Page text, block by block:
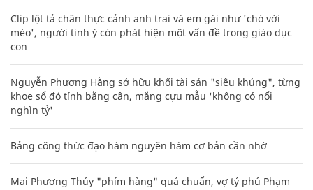
Clip lột tả chân thực cảnh anh trai và em gái như 'chó với
mèo', người tinh ý còn phát hiện một vấn đề trong giáo dục
con
Nguyễn Phương Hằng sở hữu khối tài sản "siêu khủng", từng
khoe sổ đỏ tính bằng cân, mắng cựu mẫu 'không có nổi
nghìn tỷ'
Bảng công thức đạo hàm nguyên hàm cơ bản cần nhớ
Mai Phương Thúy "phím hàng" quá chuẩn, vợ tỷ phú Phạm